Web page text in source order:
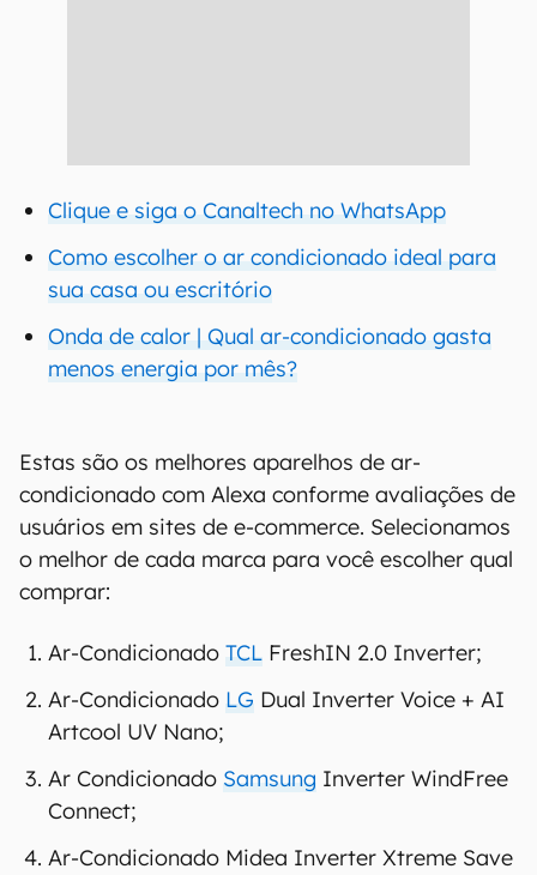
Clique e siga o Canaltech no WhatsApp
Como escolher o ar condicionado ideal para
sua casa ou escritório
Onda de calor | Qual ar-condicionado gasta
menos energia por mês?
Estas são os melhores aparelhos de ar-
condicionado com Alexa conforme avaliações de
usuários em sites de e-commerce. Selecionamos
o melhor de cada marca para você escolher qual
comprar:
Ar-Condicionado TCL FreshIN 2.0 Inverter;
Ar-Condicionado LG Dual Inverter Voice + AI
Artcool UV Nano;
Ar Condicionado Samsung Inverter WindFree
Connect;
Ar-Condicionado Midea Inverter Xtreme Save